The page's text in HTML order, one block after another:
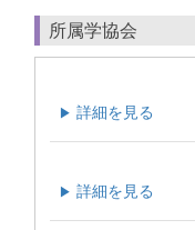
所属学協会
▶ 詳細を見る
▶ 詳細を見る